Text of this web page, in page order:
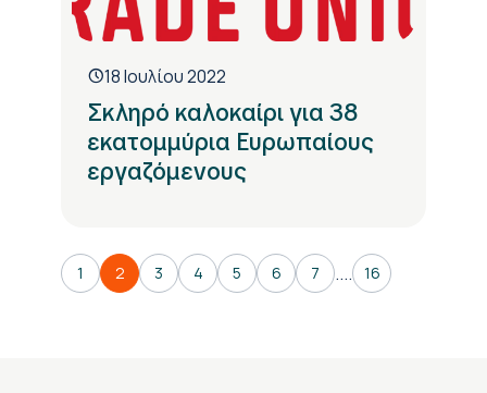
18 Ιουλίου 2022
Σκληρό καλοκαίρι για 38
εκατομμύρια Ευρωπαίους
εργαζόμενους
1 2 3 4 5 6 7 .... 16